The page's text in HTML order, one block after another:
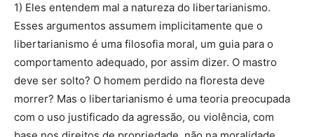
1) Eles entendem mal a natureza do libertarianismo.
Esses argumentos assumem implicitamente que o
libertarianismo é uma filosofia moral, um guia para o
comportamento adequado, por assim dizer. O mastro
deve ser solto? O homem perdido na floresta deve
morrer? Mas o libertarianismo é uma teoria preocupada
com o uso justificado da agressão, ou violência, com